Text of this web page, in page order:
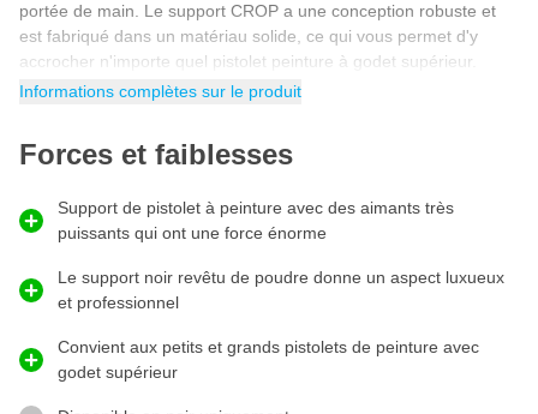
portée de main. Le support CROP a une conception robuste et
est fabriqué dans un matériau solide, ce qui vous permet d'y
accrocher n'importe quel pistolet peinture à godet supérieur.
Porte-pistolet à peinture, revêtement en poudre
Comme ce porte-pistolet à peinture est
cabine de peinture, votre garage ou votre atelier. Le porte-pistolet
noir ne rouille pas et reste beau pendant longtemps. Grâce à la
pièces!
supérieur
Le support magnétique CROP peut être utilisé pour n'importe
Informations complètes sur le produit
Forces et faiblesses
Support de pistolet à peinture avec des aimants très
puissants qui ont une force énorme
Le support noir revêtu de poudre donne un aspect luxueux
et professionnel
Convient aux petits et grands pistolets de peinture avec
godet supérieur